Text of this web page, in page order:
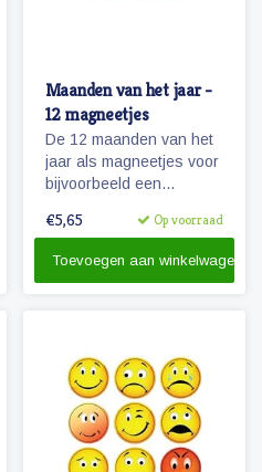
Maanden van het jaar -
12 magneetjes
De 12 maanden van het
jaar als magneetjes voor
bijvoorbeeld een
€5,65 Op voorraad
Toevoegen aan winkelwagen